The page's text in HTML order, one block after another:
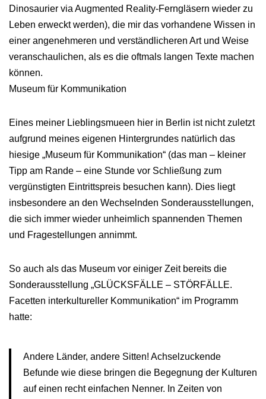
Dinosaurier via Augmented Reality-Ferngläsern wieder zu
Leben erweckt werden), die mir das vorhandene Wissen in
einer angenehmeren und verständlicheren Art und Weise
veranschaulichen, als es die oftmals langen Texte machen
können.
Museum für Kommunikation
Eines meiner Lieblingsmueen hier in Berlin ist nicht zuletzt
aufgrund meines eigenen Hintergrundes natürlich das
hiesige „Museum für Kommunikation“ (das man – kleiner
Tipp am Rande – eine Stunde vor Schließung zum
vergünstigten Eintrittspreis besuchen kann). Dies liegt
insbesondere an den Wechselnden Sonderausstellungen,
die sich immer wieder unheimlich spannenden Themen
und Fragestellungen annimmt.
So auch als das Museum vor einiger Zeit bereits die
Sonderausstellung „GLÜCKSFÄLLE – STÖRFÄLLE.
Facetten interkultureller Kommunikation“ im Programm
hatte:
Andere Länder, andere Sitten! Achselzuckende
Befunde wie diese bringen die Begegnung der Kulturen
auf einen recht einfachen Nenner. In Zeiten von